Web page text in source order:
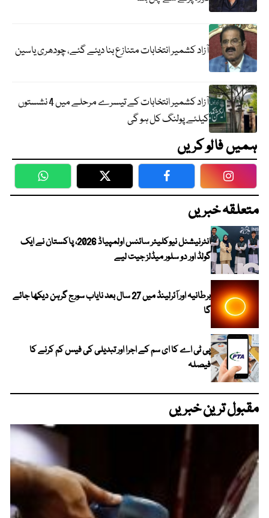
آزاد کشمیر انتخابات متنازع بنا دیئے گئے، چودھری یاسین
آزاد کشمیر انتخابات کے تیسرے مرحلے میں 4 نشستوں
کیلئے پولنگ کل ہو گی
ہمیں فالو کریں
WhatsApp Twitter Facebook
متعلقہ خبریں
انٹرنیشنل نیوکلیئر سائنس اولمپیاڈ 2026، پاکستان نے ایک
گولڈ اور دو سلور میڈلز جیت لیے
برطانیہ اور آئرلینڈ میں 27 سال بعد نایاب سورج گرہن دیکھا جائے
گا
پی ٹی اے کا ای سم کے اجرا اور تبدیلی کی فیس کم کرنے کا
فیصلہ
مقبول ترین خبریں